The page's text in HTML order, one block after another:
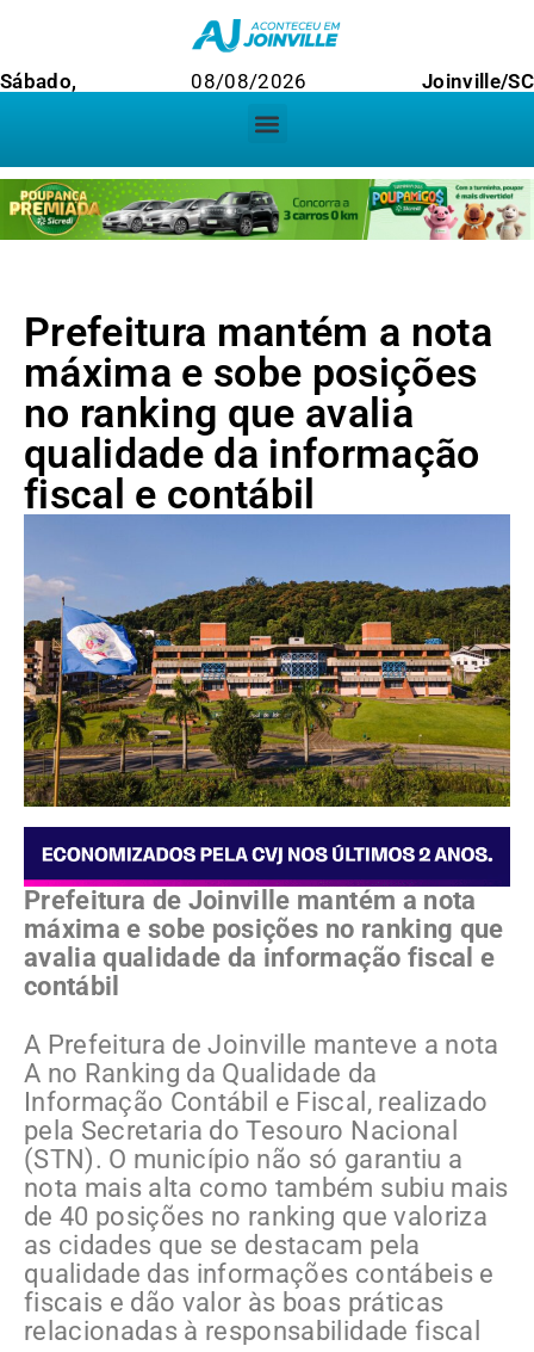
Sábado, 08/08/2026 Joinville/SC
Prefeitura mantém a nota
máxima e sobe posições
no ranking que avalia
qualidade da informação
fiscal e contábil
Prefeitura de Joinville mantém a nota
máxima e sobe posições no ranking que
avalia qualidade da informação fiscal e
contábil
A Prefeitura de Joinville manteve a nota
A no Ranking da Qualidade da
Informação Contábil e Fiscal, realizado
pela Secretaria do Tesouro Nacional
(STN). O município não só garantiu a
nota mais alta como também subiu mais
de 40 posições no ranking que valoriza
as cidades que se destacam pela
qualidade das informações contábeis e
fiscais e dão valor às boas práticas
relacionadas à responsabilidade fiscal